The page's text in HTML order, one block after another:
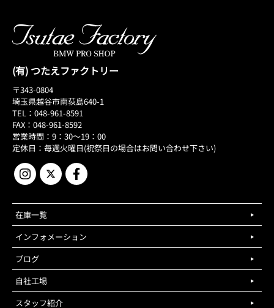
(有) つたえファクトリー
〒343-0804
埼玉県越谷市南荻島640-1
TEL：048-961-8591
FAX：048-961-8592
営業時間：9：30～19：00
定休日：毎週火曜日(祝祭日の場合はお問い合わせ下さい)
在庫一覧
インフォメーション
ブログ
自社工場
スタッフ紹介